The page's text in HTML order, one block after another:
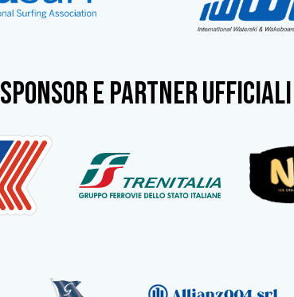
SPONSOR e partner ufficiali